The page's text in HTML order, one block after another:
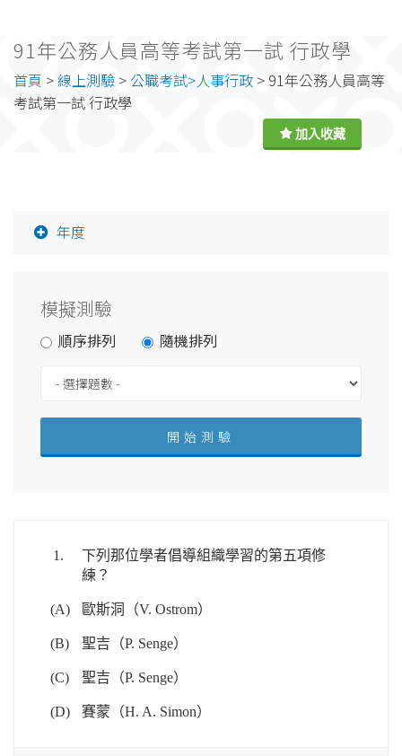
91年公務人員高等考試第一試 行政學
首頁 >線上測驗 > 公職考試>人事行政 > 91年公務人員高等
考試第一試 行政學
年度
模擬測驗
順序排列 隨機排列
1.
下列那位學者倡導組織學習的第五項修
練？
(A) 歐斯洞（V. Ostrom）
(B) 聖吉（P. Senge）
(C) 聖吉（P. Senge）
(D) 賽蒙（H. A. Simon）